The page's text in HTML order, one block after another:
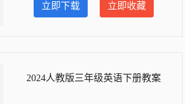
立即下载 立即收藏
2024人教版三年级英语下册教案